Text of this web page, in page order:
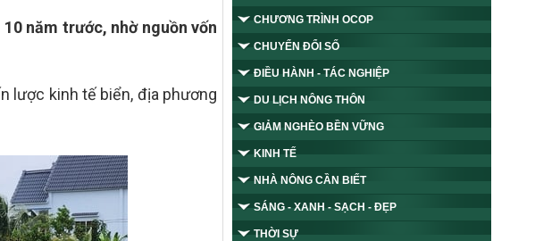
năm trước, nhờ nguồn vốn
lược kinh tế biển, địa phương
CHƯƠNG TRÌNH OCOP
CHUYỂN ĐỔI SỐ
ĐIỀU HÀNH - TÁC NGHIỆP
DU LỊCH NÔNG THÔN
GIẢM NGHÈO BỀN VỮNG
KINH TẾ
NHÀ NÔNG CẦN BIẾT
SÁNG - XANH - SẠCH - ĐẸP
THỜI SỰ